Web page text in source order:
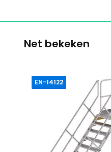
Net bekeken
EN-14122